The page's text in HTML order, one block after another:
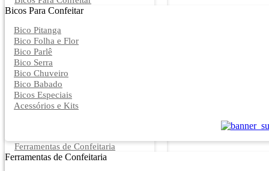
Bicos Para Confeitar
Bico Pitanga
Bico Folha e Flor
Bico Parlê
Bico Serra
Bico Chuveiro
Bico Babado
Bicos Especiais
Acessórios e Kits
Ferramentas de Confeitaria
Ferramentas de Confeitaria